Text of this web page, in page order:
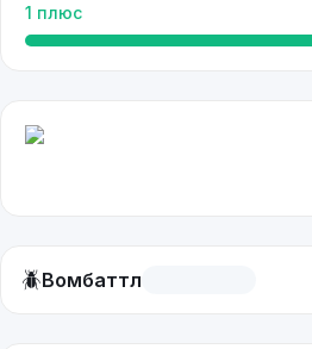
1 плюс
🪲Вомбаттл